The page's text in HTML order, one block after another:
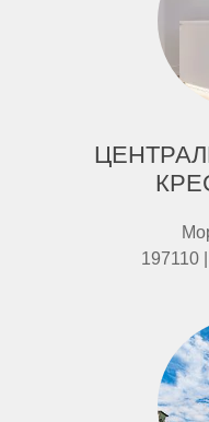
197110